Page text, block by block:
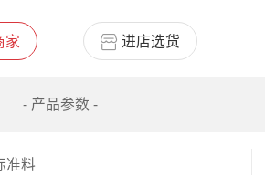
家 进店选货
- 产品参数 -
准料